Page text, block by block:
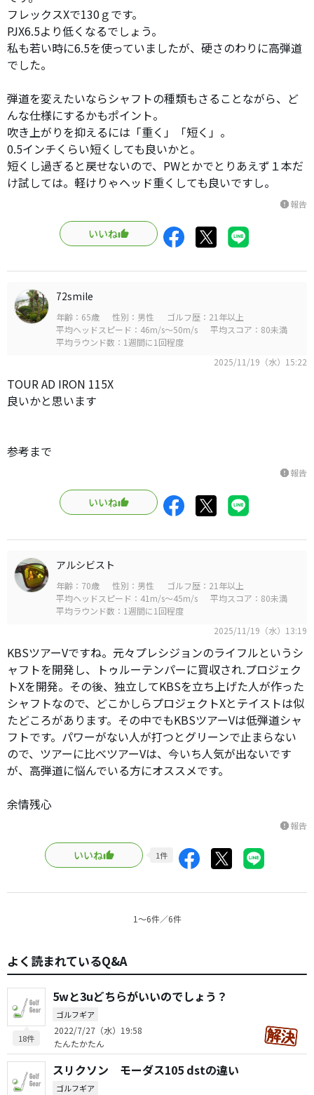
フレックスXで130ｇです。
PJX6.5より低くなるでしょう。
私も若い時に6.5を使っていましたが、硬さのわりに高弾道
でした。
弾道を変えたいならシャフトの種類もさることながら、ど
んな仕様にするかもポイント。
吹き上がりを抑えるには「重く」「短く」。
0.5インチくらい短くしても良いかと。
短くし過ぎると戻せないので、PWとかでとりあえず１本だ
け試しては。軽けりゃヘッド重くしても良いですし。
report報告
いいね
72smile
年齢：65歳 性別：男性
ゴルフ歴：21年以上
平均ヘッドスピード：46m/s～50m/s
平均スコア：80未満
平均ラウンド数：1週間に1回程度
2025/11/19（水）15:22
TOUR AD IRON 115X
良いかと思います
参考まで
report報告
いいね
アルシビスト
年齢：70歳 性別：男性
ゴルフ歴：21年以上
平均ヘッドスピード：41m/s～45m/s
平均スコア：80未満
平均ラウンド数：1週間に1回程度
2025/11/19（水）13:19
KBSツアーVですね。元々プレシジョンのライフルというシ
ャフトを開発し、トゥルーテンパーに買収され.プロジェク
トXを開発。その後、独立してKBSを立ち上げた人が作った
シャフトなので、どこかしらプロジェクトXとテイストは似
たどころがあります。その中でもKBSツアーVは低弾道シャ
フトです。パワーがない人が打つとグリーンで止まらない
ので、ツアーに比べツアーVは、今いち人気が出ないです
が、高弾道に悩んでいる方にオススメです。
余情残心
report報告
いいね 1件
1〜6件／6件
よく読まれているQ&A
18件
5wと3uどちらがいいのでしょう？
ゴルフギア
2022/7/27（水）19:58
たんたかたん
スリクソン モーダス105 dstの違い
ゴルフギア